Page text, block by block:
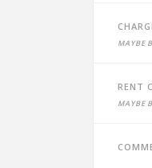
Maybe
Rent
Maybe